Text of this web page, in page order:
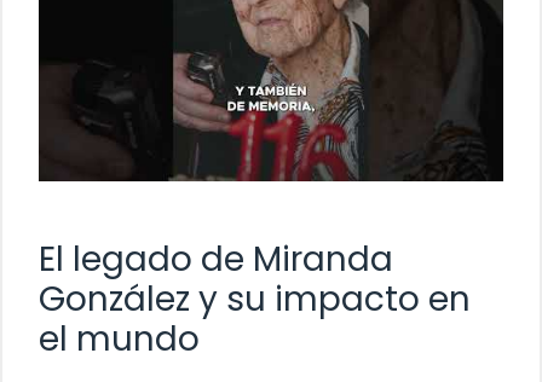
El legado de Miranda
González y su impacto en
el mundo